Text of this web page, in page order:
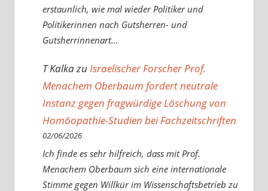
erstaunlich, wie mal wieder Politiker und
Politikerinnen nach Gutsherren- und
Gutsherrinnenart…
T KalkazuIsraelischer Forscher Prof.
Menachem Oberbaum fordert neutrale
Instanz gegen fragwürdige Löschung von
Homöopathie-Studien bei Fachzeitschriften
02/06/2026
Ich finde es sehr hilfreich, dass mit Prof.
Menachem Oberbaum sich eine internationale
Stimme gegen Willkür im Wissenschaftsbetrieb zu